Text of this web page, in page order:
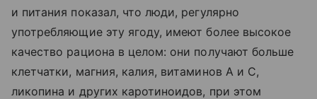
и питания показал, что люди, регулярно
употребляющие эту ягоду, имеют более высокое
качество рациона в целом: они получают больше
клетчатки, магния, калия, витаминов А и С,
ликопина и других каротиноидов, при этом